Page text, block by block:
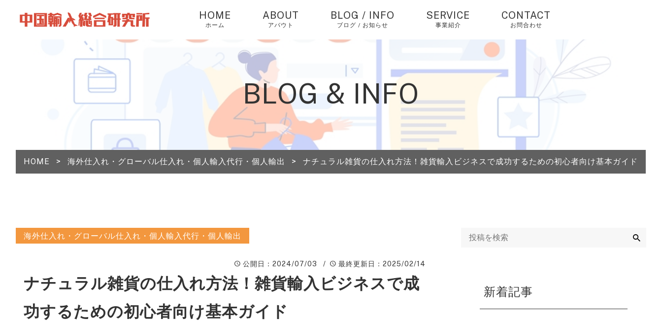
HOME
ホーム
ABOUT
アバウト
BLOG / INFO
ブログ / お知らせ
SERVICE
事業紹介
中国輸入代行・タオ
仕入れ代行
個人輸入代行・アリ
エクスプレス（当社
経由で2%OFF）
中国OEM・OEM代行
CONTACT
お問合わせ
BLOG & INFO
HOME > 海外仕入れ・グローバル仕入れ・個人輸入代行・個人輸出 > ナチュラル雑貨の仕入れ方法！雑貨輸入ビジネスで成功するための初心者向け基本ガイド
海外仕入れ・グローバル仕入れ・個人輸入代行・個人輸出
公開日 ：2024/07/03 / 最終更新日 ：2025/02/14
ナチュラル雑貨の仕入れ方法！雑貨輸入ビジネスで成
功するための初心者向け基本ガイド
新着記事